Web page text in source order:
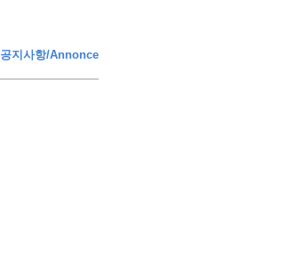
공지사항/Annonce